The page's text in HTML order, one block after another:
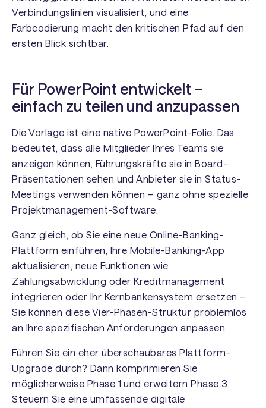
Verbindungslinien visualisiert, und eine
Farbcodierung macht den kritischen Pfad auf den
ersten Blick sichtbar.
Für PowerPoint entwickelt –
einfach zu teilen und anzupassen
Die Vorlage ist eine native PowerPoint-Folie. Das
bedeutet, dass alle Mitglieder Ihres Teams sie
anzeigen können, Führungskräfte sie in Board-
Präsentationen sehen und Anbieter sie in Status-
Meetings verwenden können – ganz ohne spezielle
Projektmanagement-Software.
Ganz gleich, ob Sie eine neue Online-Banking-
Plattform einführen, Ihre Mobile-Banking-App
aktualisieren, neue Funktionen wie
Zahlungsabwicklung oder Kreditmanagement
integrieren oder Ihr Kernbankensystem ersetzen –
Sie können diese Vier-Phasen-Struktur problemlos
an Ihre spezifischen Anforderungen anpassen.
Führen Sie ein eher überschaubares Plattform-
Upgrade durch? Dann komprimieren Sie
möglicherweise Phase 1 und erweitern Phase 3.
Steuern Sie eine umfassende digitale